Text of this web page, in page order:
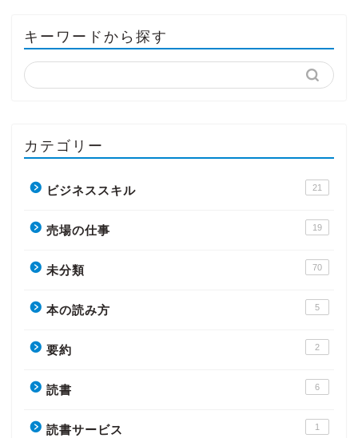
キーワードから探す
カテゴリー
ビジネススキル 21
売場の仕事 19
未分類 70
本の読み方 5
要約 2
読書 6
読書サービス 1